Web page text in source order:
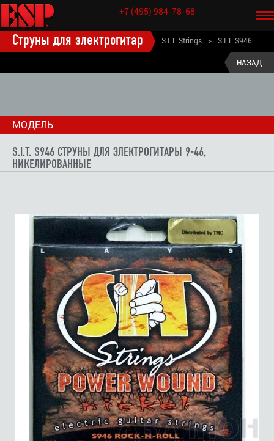
+7 (495) 984-78-68
Струны для электрогитар S.I.T. Strings > S.I.T. S946
НАЗАД
МОДЕЛЬ
S.I.T. S946 СТРУНЫ ДЛЯ ЭЛЕКТРОГИТАРЫ 9-46,
НИКЕЛИРОВАННЫЕ